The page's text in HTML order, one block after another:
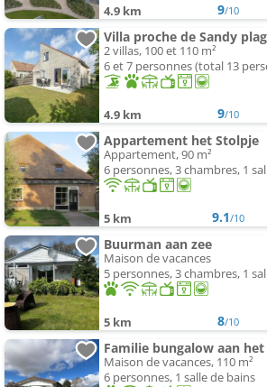
4.9 km 9/10
Villa proche de Sandy
2 villas, 100 et 110 m²
6 et 7 personnes (total 13
4.9 km 9/10
Appartement het Stolpje
Appartement, 90 m²
6 personnes, 3 chambres, 1
5 km 9.1/10
Buurman aan zee
Maison de vacances
5 personnes, 3 chambres, 1
5 km 8/10
Familie bungalow aan
Maison de vacances, 110 m²
6 personnes, 1 salle de bains